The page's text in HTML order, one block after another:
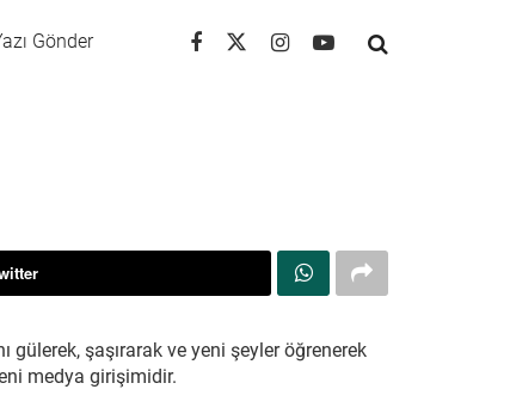
Gönder
gülerek, şaşırarak ve yeni şeyler öğrenerek
medya girişimidir.